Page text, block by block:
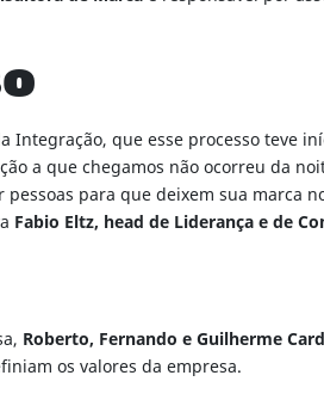
que esse processo teve
a que chegamos não ocorreu da
para que deixem sua marca
Fabio Eltz, head de Liderança e de
Roberto, Fernando e Guilherme
os valores da empresa.